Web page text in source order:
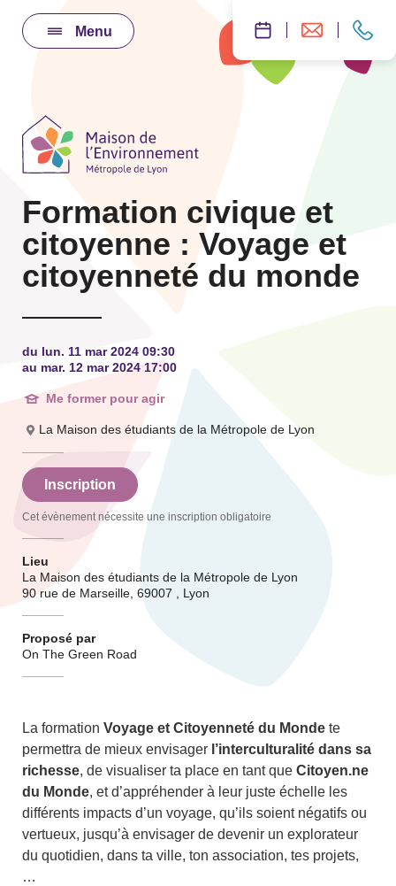
Menu
Formation civique et
citoyenne : Voyage et
citoyenneté du monde
du lun. 11 mar 2024 09:30
au mar. 12 mar 2024 17:00
Me former pour agir
La Maison des étudiants de la Métropole de Lyon
Inscription
Cet évènement nécessite une inscription obligatoire
Lieu
La Maison des étudiants de la Métropole de Lyon
90 rue de Marseille, 69007 , Lyon
Proposé par
On The Green Road
La formation Voyage et Citoyenneté du Monde te
permettra de mieux envisager l’interculturalité dans sa
richesse, de visualiser ta place en tant que Citoyen.ne
du Monde, et d’appréhender à leur juste échelle les
différents impacts d’un voyage, qu’ils soient négatifs ou
vertueux, jusqu’à envisager de devenir un explorateur
du quotidien, dans ta ville, ton association, tes projets,
…